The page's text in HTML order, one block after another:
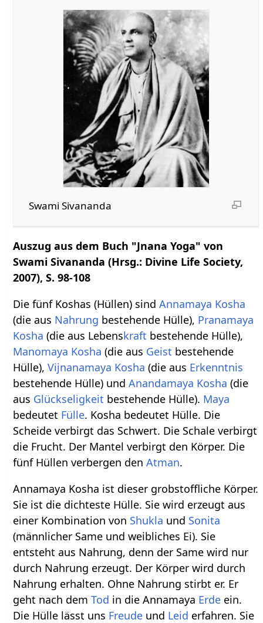
Swami Sivananda
Auszug aus dem Buch "Jnana Yoga" von
Swami Sivananda (Hrsg.: Divine Life Society,
2007), S. 98-108
Die fünf Koshas (Hüllen) sindAnnamaya Kosha
(die aus Nahrung bestehende Hülle), Pranamaya
Kosha (die aus Lebenskraft bestehende Hülle),
Manomaya Kosha (die aus Geist bestehende
Hülle),Vijnanamaya Kosha (die aus Erkenntnis
bestehende Hülle) undAnandamaya Kosha (die
aus Glückseligkeit bestehende Hülle). Maya
bedeutet Fülle. Kosha bedeutet Hülle. Die
Scheide verbirgt das Schwert. Die Schale verbirgt
die Frucht. Der Mantel verbirgt den Körper. Die
fünf Hüllen verbergen denAtman.
Annamaya Kosha ist dieser grobstoffliche Körper.
Sie ist die dichteste Hülle. Sie wird erzeugt aus
einer Kombination von Shukla und Sonita
(männlicher Same und weibliches Ei). Sie
entsteht aus Nahrung, denn der Same wird nur
durch Nahrung erzeugt. Der Körper wird durch
Nahrung erhalten. Ohne Nahrung stirbt er. Er
geht nach demTod in die Annamaya Erde ein.
Die Hülle lässt uns Freude und Leid erfahren. Sie